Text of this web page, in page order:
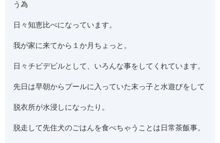
う為
日々知恵比べになっています。
我が家に来てから１か月ちょっと。
日々チビデビルとして、いろんな事をしてくれています。
先日は早朝からプールに入っていた末っ子と水遊びをして
脱衣所が水浸しになったり。
脱走して先住犬のごはんを食べちゃうことは日常茶飯事。